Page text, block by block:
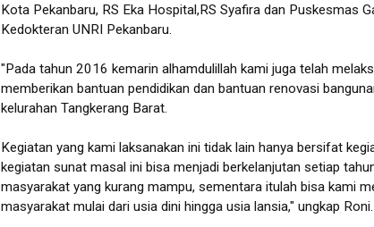
Kota Pekanbaru, RS Eka Hospital,RS Syafira dan Puskesmas
Kedokteran UNRI Pekanbaru.
"Pada tahun 2016 kemarin alhamdulillah kami juga telah
memberikan bantuan pendidikan dan bantuan renovasi
kelurahan Tangkerang Barat.
Kegiatan yang kami laksanakan ini tidak lain hanya bersifat
kegiatan sunat masal ini bisa menjadi berkelanjutan setiap
masyarakat yang kurang mampu, sementara itulah bisa kami
masyarakat mulai dari usia dini hingga usia lansia," ungkap